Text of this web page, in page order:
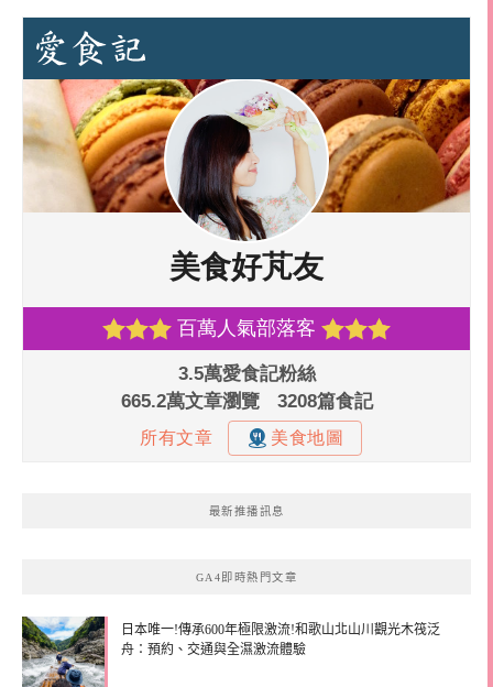
最新推播訊息
GA4即時熱門文章
日本唯一!傳承600年極限激流!和歌山北山川觀光木筏泛
舟：預約、交通與全濕激流體驗